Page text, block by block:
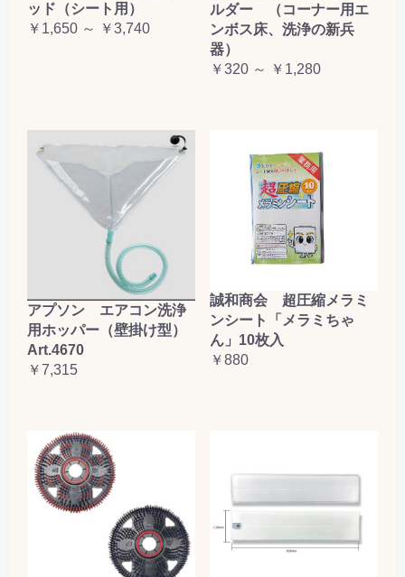
ッド（シート用）
￥1,650 ～ ￥3,740
ルダー （コーナー用エ
ンボス床、洗浄の新兵
器）
￥320 ～ ￥1,280
アプソン エアコン洗浄
用ホッパー（壁掛け型）
Art.4670
￥7,315
誠和商会 超圧縮メラミ
ンシート「メラミちゃ
ん」10枚入
￥880